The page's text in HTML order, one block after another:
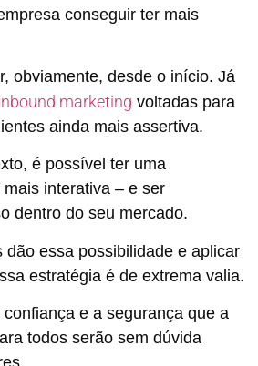
conseguir ter mais
obviamente, desde o início. Já
marketing voltadas para
ainda mais assertiva.
é possível ter uma
interativa – e ser
dentro do seu mercado.
dão essa possibilidade e aplicar
estratégia é de extrema valia.
e a segurança que a
todos serão sem dúvida